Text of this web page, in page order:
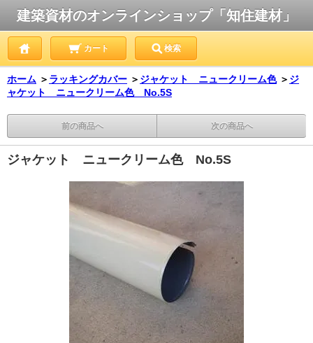
建築資材のオンラインショップ「知住建材」
カート 検索
ホーム ＞ ラッキングカバー ＞ ジャケット ニュークリーム色 ＞ ジ
ャケット ニュークリーム色 No.5S
前の商品へ 次の商品へ
ジャケット ニュークリーム色 No.5S